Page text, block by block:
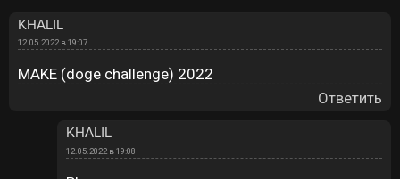
KHALIL
12.05.2022 в 19:07
MAKE (doge challenge) 2022
Ответить
KHALIL
12.05.2022 в 19:08